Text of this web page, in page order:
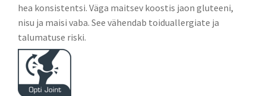
hea konsistentsi. Väga maitsev koostis jaon gluteeni,
nisu ja maisi vaba. See vähendab toiduallergiate ja
talumatuse riski.